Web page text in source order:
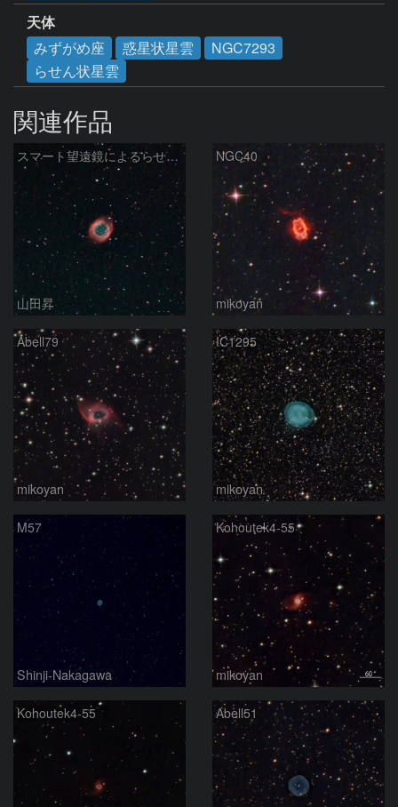
天体
みずがめ座
惑星状星雲
NGC7293
らせん状星雲
関連作品
スマート望遠鏡によるらせん星雲
山田昇
NGC40
mikoyan
Abell79
mikoyan
IC1295
mikoyan
M57
Shinji-Nakagawa
Kohoutek4-55
mikoyan
Kohoutek4-55 Abell51